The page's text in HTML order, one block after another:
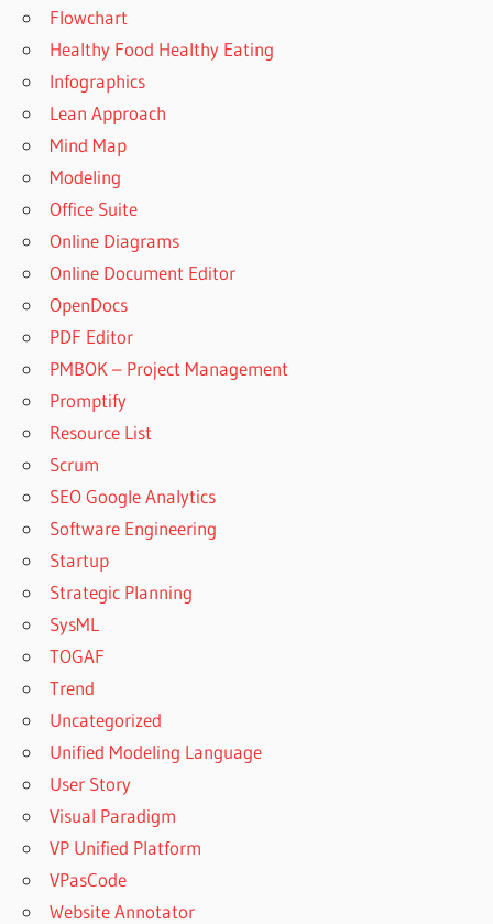
Flowchart
Healthy Food Healthy Eating
Infographics
Lean Approach
Mind Map
Modeling
Office Suite
Online Diagrams
Online Document Editor
OpenDocs
PDF Editor
PMBOK – Project Management
Promptify
Resource List
Scrum
SEO Google Analytics
Software Engineering
Startup
Strategic Planning
SysML
TOGAF
Trend
Uncategorized
Unified Modeling Language
User Story
Visual Paradigm
VP Unified Platform
VPasCode
Website Annotator